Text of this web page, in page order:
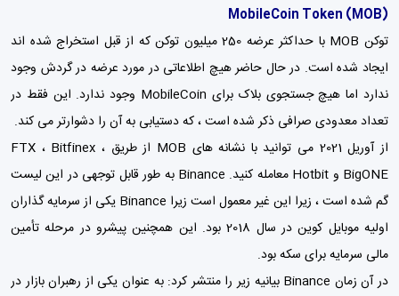
MobileCoin Token (MOB)
توکن MOB با حداکثر عرضه 250 میلیون توکن که از قبل استخراج شده اند
ایجاد شده است. در حال حاضر هیچ اطلاعاتی در مورد عرضه در گردش وجود
ندارد اما هیچ جستجوی بلاک برای MobileCoin وجود ندارد. این فقط در
تعداد معدودی صرافی ذکر شده است ، که دستیابی به آن را دشوارتر می کند.
از آوریل 2021 می توانید با نشانه های MOB از طریق FTX ، Bitfinex ،
BigONE و Hotbit معامله کنید. Binance به طور قابل توجهی در این لیست
گم شده است ، زیرا این غیر معمول است زیرا Binance یکی از سرمایه گذاران
اولیه موبایل کوین در سال 2018 بود. این همچنین پیشرو در مرحله تأمین
مالی سرمایه برای سکه بود.
در آن زمان Binance بیانیه زیر را منتشر کرد: به عنوان یکی از رهبران بازار در